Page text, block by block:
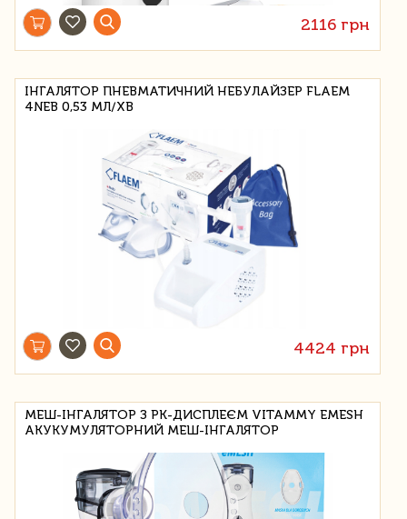
2116 грн
ІНГАЛЯТОР ПНЕВМАТИЧНИЙ НЕБУЛАЙЗЕР FLAEM
4NEB 0,53 МЛ/ХВ
4424 грн
МЕШ-ІНГАЛЯТОР З РК-ДИСПЛЕЄМ VITAMMY EMESH
АКУКУМУЛЯТОРНИЙ МЕШ-ІНГАЛЯТОР